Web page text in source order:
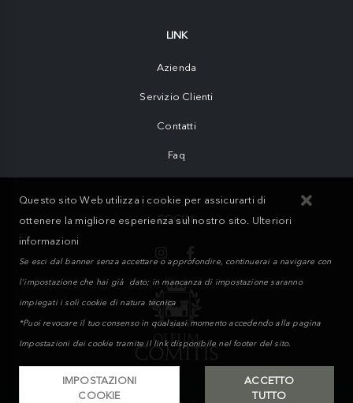
LINK
Azienda
Servizio Clienti
Contatti
Faq
SOCIAL
Questo sito Web utilizza i cookie per assicurarti di
ottenere la migliore esperienza sul nostro sito. Ulteriori
informazioni
Se esci dal banner senza accettare o approfondire, continuerai a navigare con
l'impostazione che hai già dato; in mancanza di impostazione saranno
impiegati i soli cookie di natura tecnica
*Puoi revocare il tuo consenso in qualsiasi momento accedendo alla pagina
Impostazioni dei cookie tramite il link disponibile nel footer del sito.
IMPOSTAZIONI
COOKIE
ACCETTO
TUTTO